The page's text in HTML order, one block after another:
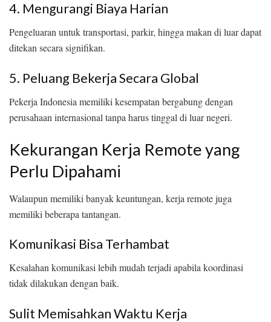
4. Mengurangi Biaya Harian
Pengeluaran untuk transportasi, parkir, hingga makan di luar dapat
ditekan secara signifikan.
5. Peluang Bekerja Secara Global
Pekerja Indonesia memiliki kesempatan bergabung dengan
perusahaan internasional tanpa harus tinggal di luar negeri.
Kekurangan Kerja Remote yang
Perlu Dipahami
Walaupun memiliki banyak keuntungan, kerja remote juga
memiliki beberapa tantangan.
Komunikasi Bisa Terhambat
Kesalahan komunikasi lebih mudah terjadi apabila koordinasi
tidak dilakukan dengan baik.
Sulit Memisahkan Waktu Kerja